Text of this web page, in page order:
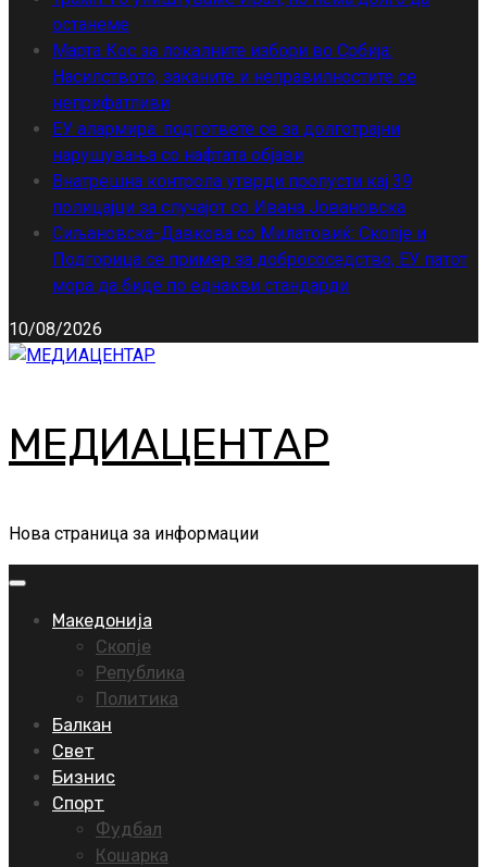
останеме
Марта Кос за локалните избори во Србија:
Насилството, заканите и неправилностите се
неприфатливи
ЕУ алармира: подгответе се за долготрајни
нарушувања со нафтата објави
Внатрешна контрола утврди пропусти кај 39
полицајци за случајот со Ивана Јовановска
Сиљановска-Давкова со Милатовиќ: Скопје и
Подгорица се пример за добрососедство, ЕУ патот
мора да биде по еднакви стандарди
10/08/2026
МЕДИАЦЕНТАР
Нова страница за информации
Primary
Македонија
Скопје
Република
Политика
Балкан
Свет
Бизнис
Спорт
Фудбал
Кошарка